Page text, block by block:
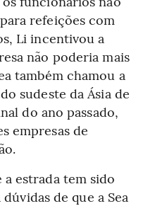
refeições com
Li incentivou a
não poderia mais
também chamou a
sudeste da Ásia de
do ano passado,
empresas de
estrada tem sido
de que a Sea